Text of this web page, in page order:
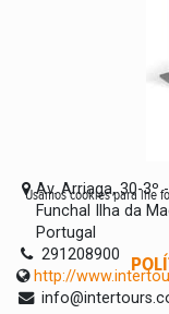
Av. Arriaga, 30-3º
Funchal Ilha da
Portugal
291208900
http://
Usamos cookies para lhe